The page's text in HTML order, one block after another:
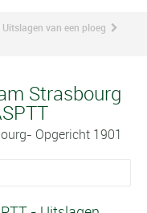
Uitslagen van een ploeg
Strasbourg
Opgericht 1901